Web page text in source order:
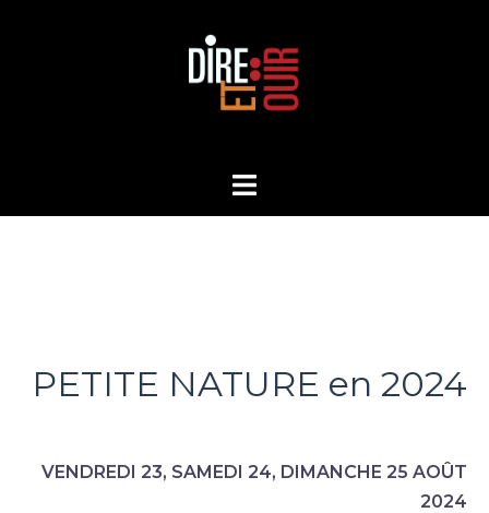
PETITE NATURE en 2024
VENDREDI 23, SAMEDI 24, DIMANCHE 25 AOÛT
2024